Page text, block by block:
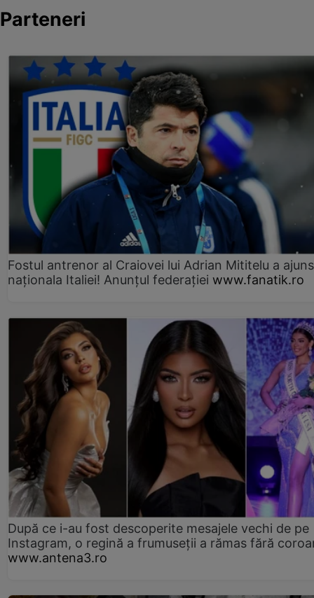
Parteneri
Fostul antrenor al Craiovei lui Adrian Mititelu a
naționala Italiei! Anunțul federației www.fanatik.ro
După ce i-au fost descoperite mesajele vechi de pe
Instagram, o regină a frumuseții a rămas fără
www.antena3.ro